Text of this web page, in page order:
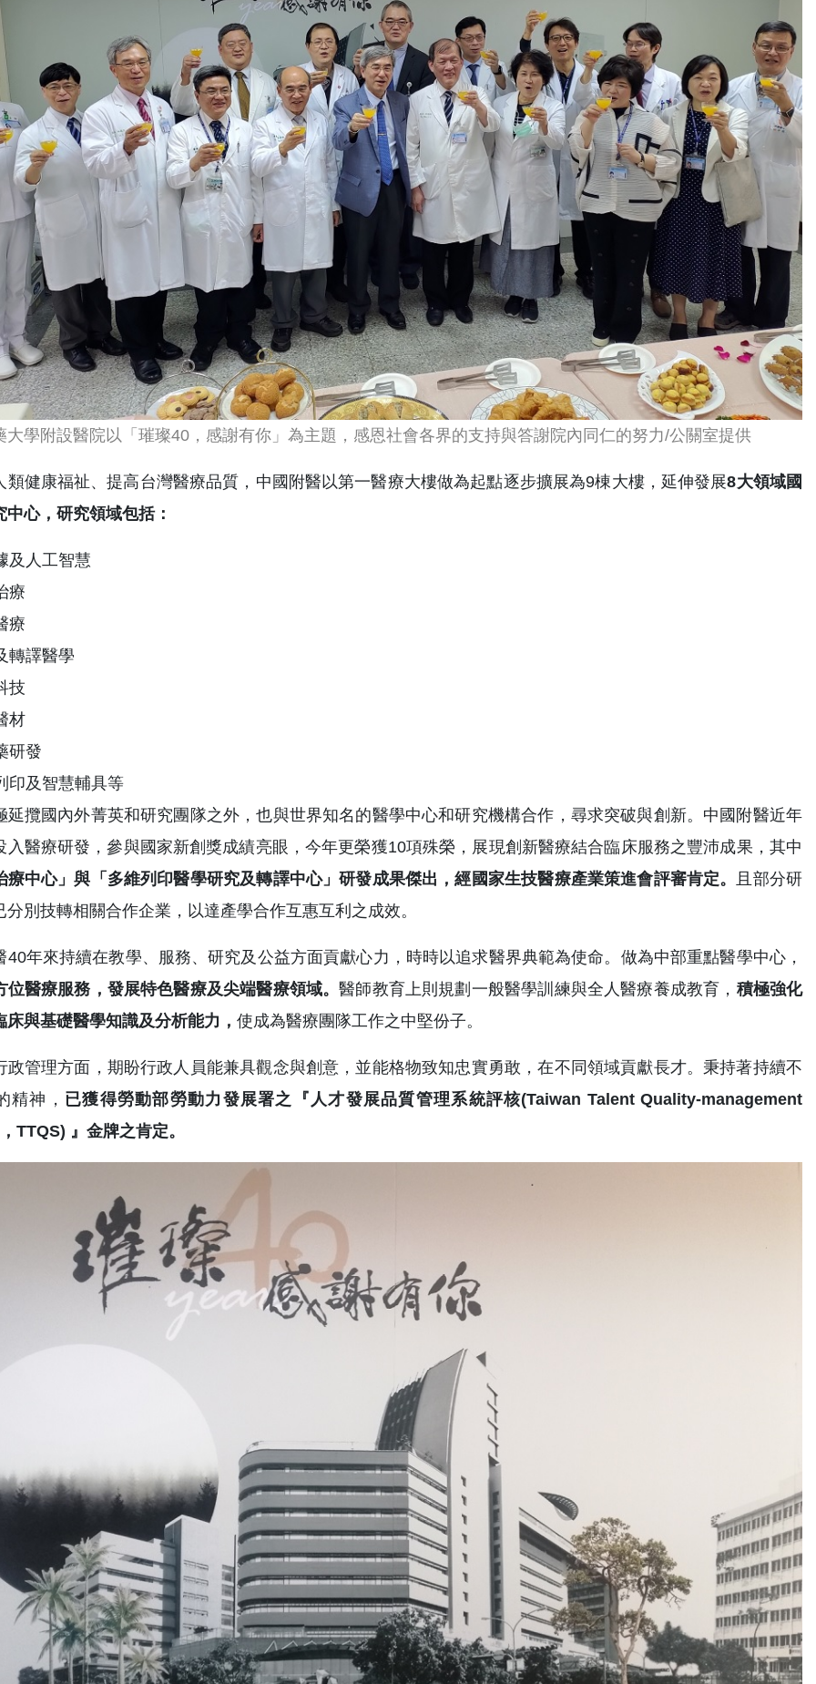
大學附設醫院以「璀璨40，感謝有你」為主題，感恩社會各界的支持與答謝院內同仁的努力/公關室提供
類健康福祉、提高台灣醫療品質，中國附醫以第一醫療大樓做為起點逐步擴展為9棟大樓，延伸發展8大領域國
中心，研究領域包括：
及人工智慧
療
療
轉譯醫學
技
材
研發
印及智慧輔具等
延攬國內外菁英和研究團隊之外，也與世界知名的醫學中心和研究機構合作，尋求突破與創新。中國附醫近年
入醫療研發，參與國家新創獎成績亮眼，今年更榮獲10項殊榮，展現創新醫療結合臨床服務之豐沛成果，其中
療中心」與「多維列印醫學研究及轉譯中心」研發成果傑出，經國家生技醫療產業策進會評審肯定。
且部分研
分別技轉相關合作企業，以達產學合作互惠互利之成效。
40年來持續在教學、服務、研究及公益方面貢獻心力，時時以追求醫界典範為使命。做為中部重點醫學中心，
位醫療服務，發展特色醫療及尖端醫療領域。醫師教育上則規劃一般醫學訓練與全人醫療養成教育， 積極強化
床與基礎醫學知識及分析能力， 使成為醫療團隊工作之中堅份子。
政管理方面，期盼行政人員能兼具觀念與創意，並能格物致知忠實勇敢，在不同領域貢獻長才。秉持著持續不
精神， 已獲得勞動部勞動力發展署之『人才發展品質管理系統評核(Taiwan Talent Quality-management
TTQS) 』金牌之肯定。